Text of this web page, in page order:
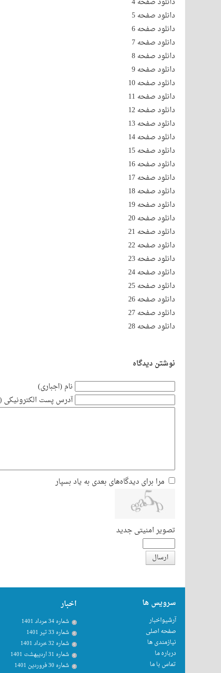
دانلود صفحه 4
دانلود صفحه 5
دانلود صفحه 6
دانلود صفحه 7
دانلود صفحه 8
دانلود صفحه 9
دانلود صفحه 10
دانلود صفحه 11
دانلود صفحه 12
دانلود صفحه 13
دانلود صفحه 14
دانلود صفحه 15
دانلود صفحه 16
دانلود صفحه 17
دانلود صفحه 18
دانلود صفحه 19
دانلود صفحه 20
دانلود صفحه 21
دانلود صفحه 22
دانلود صفحه 23
دانلود صفحه 24
دانلود صفحه 25
دانلود صفحه 26
دانلود صفحه 27
نام (اجباری)
آدرس پست الکترونیکی
مرا برای دیدگاه‌های بعدی به یاد بسپار
تصویر امنیتی جدید
ارسال
سرویس ها
آرشیواخبار
صفحه اصلی
نیازمندی ها
درباره ما
شماره 34 مرداد 1401
شماره 33 تیر 1401
شماره 32 خرداد 1401
شماره 31 اردیبهشت 1401